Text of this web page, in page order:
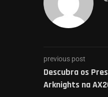
previous post
Descubra os
Arknights na